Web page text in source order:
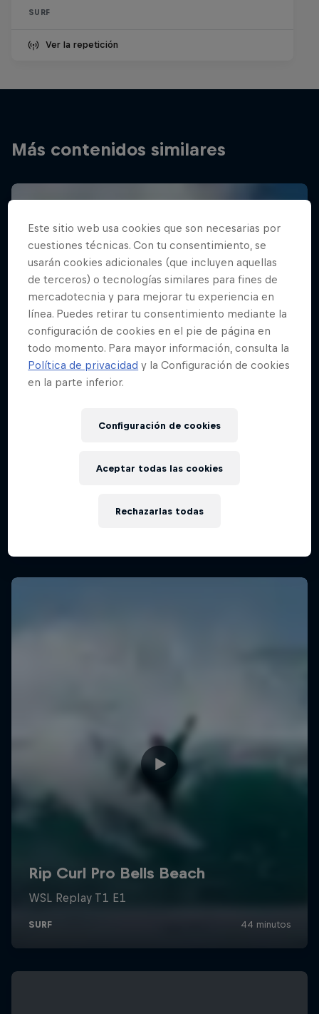
SURF
Ver la repetición
Más contenidos similares
Este sitio web usa cookies que son necesarias por
cuestiones técnicas. Con tu consentimiento, se
usarán cookies adicionales (que incluyen aquellas
de terceros) o tecnologías similares para fines de
mercadotecnia y para mejorar tu experiencia en
línea. Puedes retirar tu consentimiento mediante la
configuración de cookies en el pie de página en
todo momento. Para mayor información, consulta la
Política de privacidad y la Configuración de cookies
en la parte inferior.
Configuración de cookies
Rechazarlas todas
Aceptar todas las cookies